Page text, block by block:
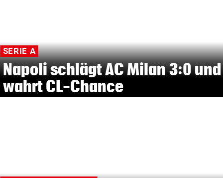
SERIE A
Napoli schlägt AC Milan 3:0 und
wahrt CL-Chance